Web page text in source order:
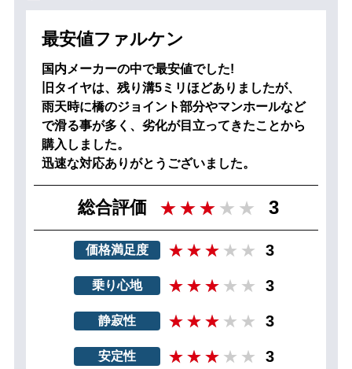
最安値ファルケン
国内メーカーの中で最安値でした!
旧タイヤは、残り溝5ミリほどありましたが、
雨天時に橋のジョイント部分やマンホールなど
で滑る事が多く、劣化が目立ってきたことから
購入しました。
迅速な対応ありがとうございました。
総合評価 3
価格満足度 3
乗り心地 3
静寂性 3
安定性 3